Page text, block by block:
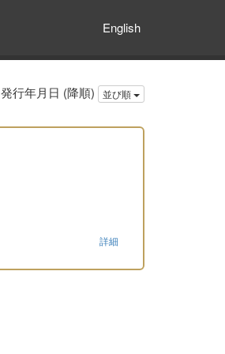
English
発行年月日 (降順) 並び順
詳細